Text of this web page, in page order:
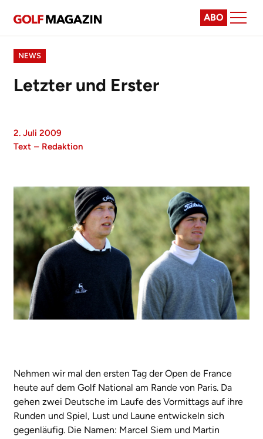
ABO
NEWS
Letzter und Erster
2. Juli 2009
Text – Redaktion
Nehmen wir mal den ersten Tag der Open de France
heute auf dem Golf National am Rande von Paris. Da
gehen zwei Deutsche im Laufe des Vormittags auf ihre
Runden und Spiel, Lust und Laune entwickeln sich
gegenläufig. Die Namen: Marcel Siem und Martin